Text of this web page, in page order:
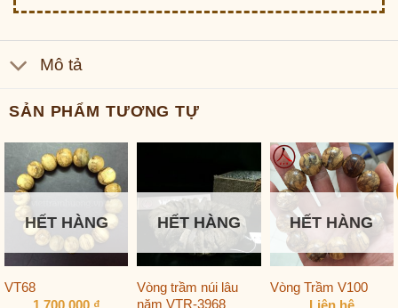
Mô tả
SẢN PHẨM TƯƠNG TỰ
HẾT HÀNG
VT68
1,700,000 ₫
HẾT HÀNG
Vòng trầm núi lâu
năm VTR-3968
HẾT HÀNG
Vòng Trầm V100
Liên hệ